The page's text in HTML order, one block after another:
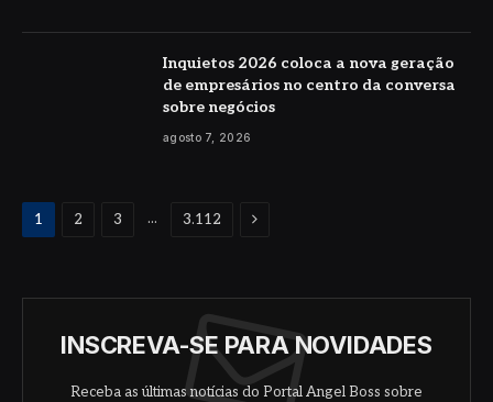
Inquietos 2026 coloca a nova geração
de empresários no centro da conversa
sobre negócios
agosto 7, 2026
1 2 3 ... 3.112 Proximo
INSCREVA-SE PARA NOVIDADES
Receba as últimas notícias do Portal Angel Boss sobre